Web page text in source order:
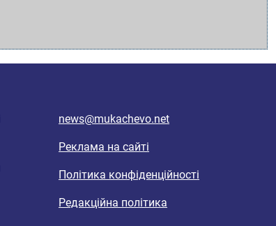
news@mukachevo.net
Реклама на сайті
Політика конфіденційності
Редакційна політика